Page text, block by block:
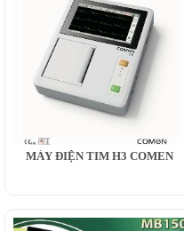
MÁY ĐIỆN TIM H3 COMEN